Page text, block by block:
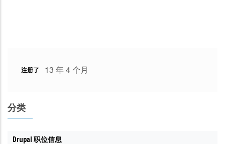
注册了 13 年 4 个月
分类
Drupal 职位信息